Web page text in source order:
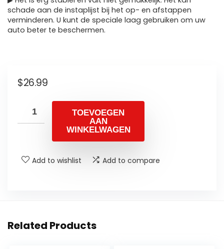
schade aan de instaplijst bij het op- en afstappen
verminderen. U kunt de speciale laag gebruiken om uw
auto beter te beschermen.
$26.99
TOEVOEGEN
AAN
WINKELWAGEN
Add to wishlist Add to compare
Related Products